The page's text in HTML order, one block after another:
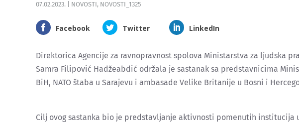
07.02.2023. NOVOSTI, NOVOSTI_1325
Facebook Twitter LinkedIn
Direktorica Agencije za ravnopravnost spolova Ministarstva za ljudska
Samra Filipović Hadžeabdić održala je sastanak sa predstavnicima
BiH, NATO štaba u Sarajevu i ambasade Velike Britanije u Bosni i
Cilj ovog sastanka bio je predstavljanje aktivnosti pomenutih institucija